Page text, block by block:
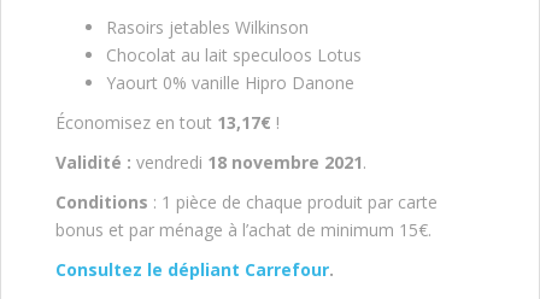
Rasoirs jetables Wilkinson
Chocolat au lait speculoos Lotus
Yaourt 0% vanille Hipro Danone
Économisez en tout 13,17€ !
Validité : vendredi 18 novembre 2021.
Conditions : 1 pièce de chaque produit par carte
bonus et par ménage à l’achat de minimum 15€.
Consultez le dépliant Carrefour.